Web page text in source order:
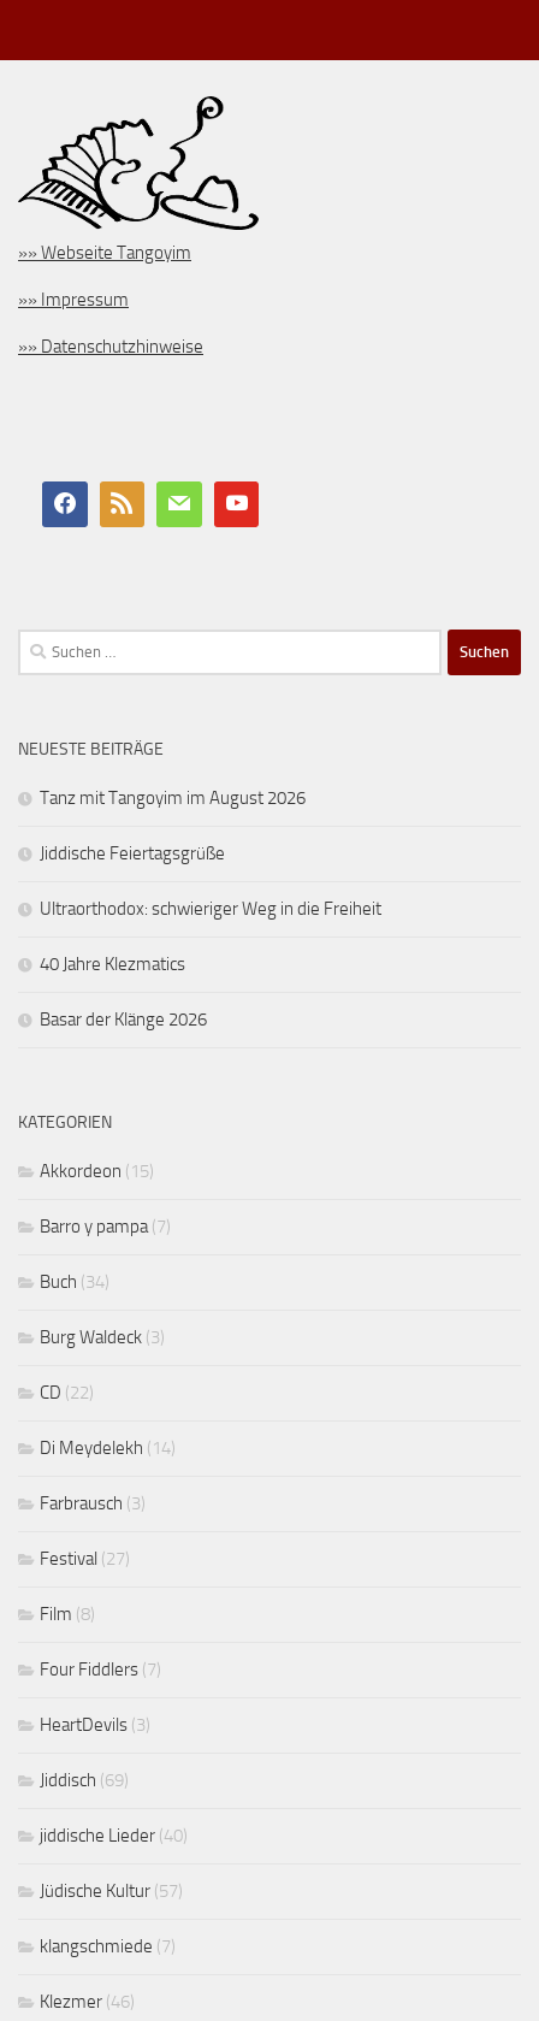
»» Webseite Tangoyim
»» Impressum
»» Datenschutzhinweise
Suchen
nach:
NEUESTE BEITRÄGE
Tanz mit Tangoyim im August 2026
Jiddische Feiertagsgrüße
Ultraorthodox: schwieriger Weg in die Freiheit
40 Jahre Klezmatics
Basar der Klänge 2026
KATEGORIEN
Akkordeon (15)
Barro y pampa (7)
Buch (34)
Burg Waldeck (3)
CD (22)
Di Meydelekh (14)
Farbrausch (3)
Festival (27)
Film (8)
Four Fiddlers (7)
HeartDevils (3)
Jiddisch (69)
jiddische Lieder (40)
Jüdische Kultur (57)
klangschmiede (7)
Klezmer (46)